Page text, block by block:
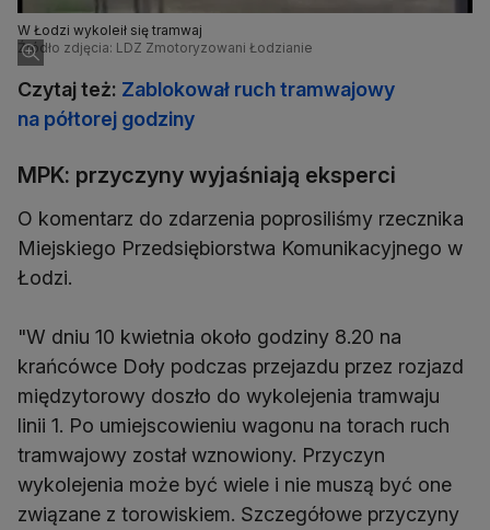
W Łodzi wykoleił się tramwaj
Źródło zdjęcia: LDZ Zmotoryzowani Łodzianie
Czytaj też: Zablokował ruch tramwajowy
na półtorej godziny
MPK: przyczyny wyjaśniają eksperci
O komentarz do zdarzenia poprosiliśmy rzecznika
Miejskiego Przedsiębiorstwa Komunikacyjnego w
Łodzi.
"W dniu 10 kwietnia około godziny 8.20 na
krańcówce Doły podczas przejazdu przez rozjazd
międzytorowy doszło do wykolejenia tramwaju
linii 1. Po umiejscowieniu wagonu na torach ruch
tramwajowy został wznowiony. Przyczyn
wykolejenia może być wiele i nie muszą być one
związane z torowiskiem. Szczegółowe przyczyny